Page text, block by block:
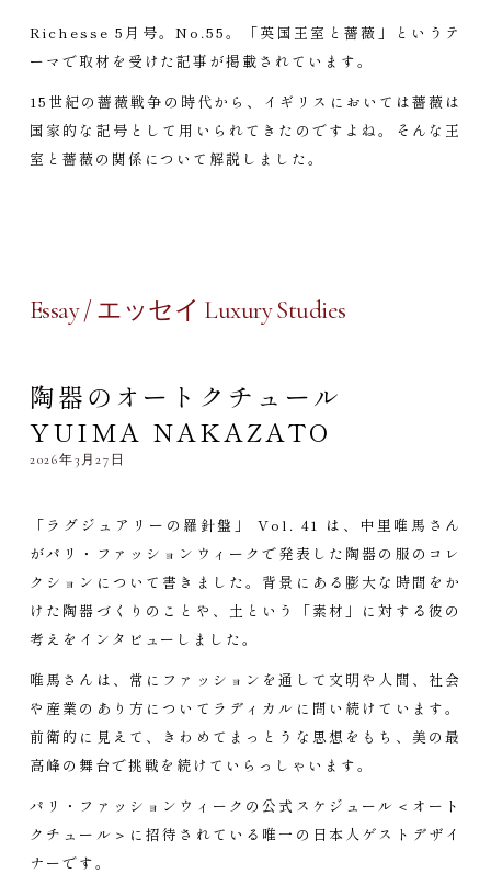
Richesse 5月号。No.55。「英国王室と薔薇」というテ
ーマで取材を受けた記事が掲載されています。
15世紀の薔薇戦争の時代から、イギリスにおいては薔薇は
国家的な記号として用いられてきたのですよね。そんな王
室と薔薇の関係について解説しました。
Essay / エッセイ Luxury Studies
陶器のオートクチュール
YUIMA NAKAZATO
2026年3月27日
「ラグジュアリーの羅針盤」 Vol. 41 は、中里唯馬さん
がパリ・ファッションウィークで発表した陶器の服のコレ
クションについて書きました。背景にある膨大な時間をか
けた陶器づくりのことや、土という「素材」に対する彼の
考えをインタビューしました。
唯馬さんは、常にファッションを通して文明や人間、社会
や産業のあり方についてラディカルに問い続けています。
前衛的に見えて、きわめてまっとうな思想をもち、美の最
高峰の舞台で挑戦を続けていらっしゃいます。
パリ・ファッションウィークの公式スケジュール＜オート
クチュール＞に招待されている唯一の日本人ゲストデザイ
ナーです。